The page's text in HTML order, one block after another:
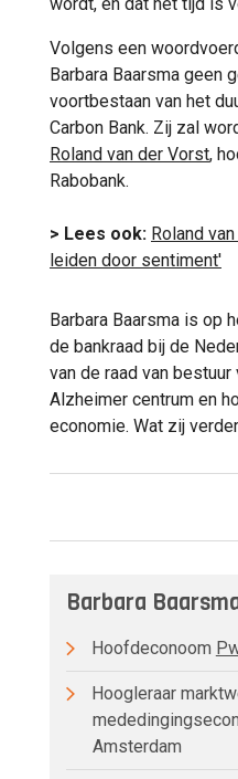
Volgens een
Barbara Baarsma geen
voortbestaan van het
Carbon Bank. Zij zal
Roland van der Vorst,
Rabobank.
> Lees ook: Roland
leiden door sentiment'
Barbara Baarsma is op
de bankraad bij de
van de raad van
Alzheimer centrum en
economie. Wat zij
Barbara
Hoofdeconoom
Hoogleraar
Amsterdam